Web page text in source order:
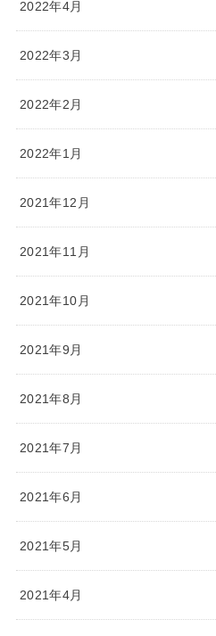
2022年4月
2022年3月
2022年2月
2022年1月
2021年12月
2021年11月
2021年10月
2021年9月
2021年8月
2021年7月
2021年6月
2021年5月
2021年4月